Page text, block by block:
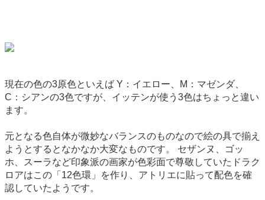
現在の色の3原色といえば Y：イエロー、M：マゼンダ、
C：シアンの3色ですが、イッテンが使う3色はちょっと違い
ます。
元となる色自体が微妙なバランスのものなので絵の具で揃え
ようとするとなかなか大変なものです。 セザンヌ、ゴッ
ホ、スーラなど印象派の画家が色彩面で尊敬していたドラク
ロアはこの「12色環」を作り、アトリエに貼って配色を確
認していたようです。